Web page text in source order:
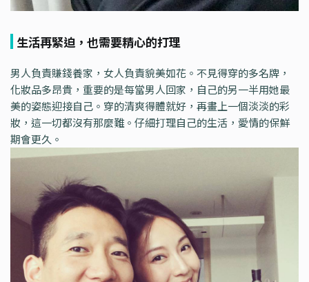
生活再緊迫，也需要精心的打理
男人負責賺錢養家，女人負責貌美如花。不見得穿的多名牌，
化妝品多昂貴，重要的是每當男人回家，自己的另一半用她最
美的姿態迎接自己。穿的清爽得體就好，再畫上一個淡淡的彩
妝，這一切都沒有那麼難。仔細打理自己的生活，愛情的保鮮
期會更久。